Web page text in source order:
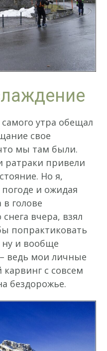
утра обещал
свое
мы там были.
ратраки привели
Но я,
и ожидая
голове
вчера, взял
попрактиковать
ну и вообще
ведь мои личные
с совсем
бездорожье.